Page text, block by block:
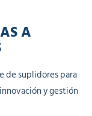
A
de suplidores para
y gestión